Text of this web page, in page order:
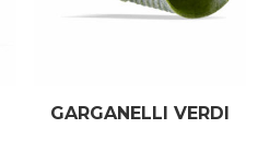
GARGANELLI VERDI